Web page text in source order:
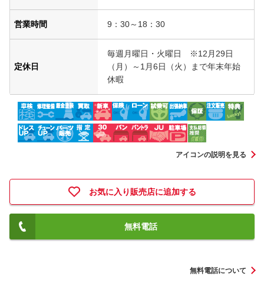
営業時間 9：30～18：30
定休日
毎週月曜日・火曜日 ※12月29日
（月）～1月6日（火）まで年末年始
休暇
アイコンの説明を見る
お気に入り販売店に追加する
無料電話
無料電話について